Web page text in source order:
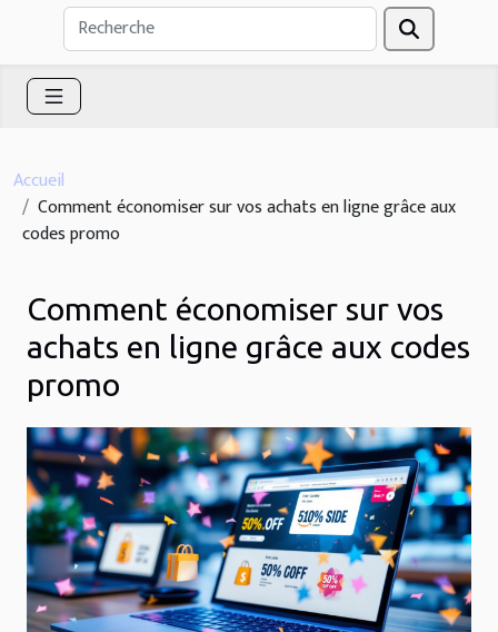
Accueil
Comment économiser sur vos achats en ligne grâce aux
codes promo
Comment économiser sur vos
achats en ligne grâce aux codes
promo